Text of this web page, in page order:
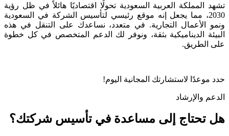
تشهد المملكة العربية السعودية تحولًا اقتصاديًا هائلاً في ظل رؤية
2030، مما يجعل إنه موقع رئيسي لتأسيس الشركة في السعودية
ونمو الأعمال التجارية. في متعدد، نساعدك على التنقل في هذه
البيئة الديناميكية بثقة، ونوفر لك الدعم المتخصص في كل خطوة
على الطريق.
حدد موعدًا لاستشارتك المجانية اليوم!
الدعم والإرشاد
هل تحتاج إلى مساعدة في تأسيس شركتك؟